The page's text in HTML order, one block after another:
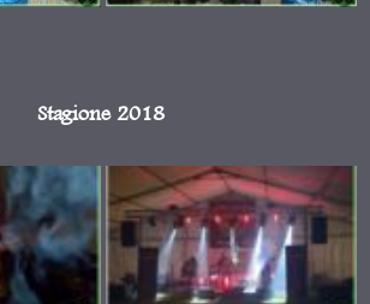
Stagione 2018